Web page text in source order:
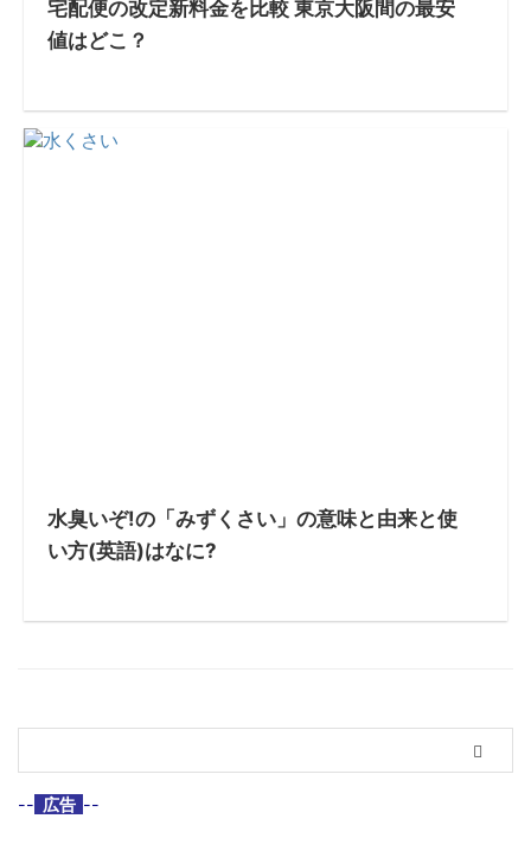
宅配便の改定新料金を比較 東京大阪間の最安
値はどこ？
水臭いぞ!の「みずくさい」の意味と由来と使
い方(英語)はなに?
-- 広告 --